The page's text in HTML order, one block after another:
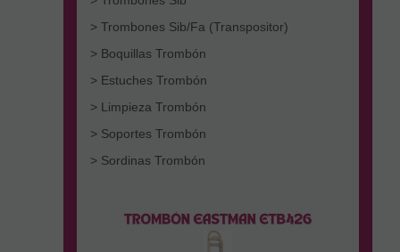
> Trombones Sib/Fa (Transpositor)
> Boquillas Trombón
> Estuches Trombón
> Limpieza Trombón
> Soportes Trombón
> Sordinas Trombón